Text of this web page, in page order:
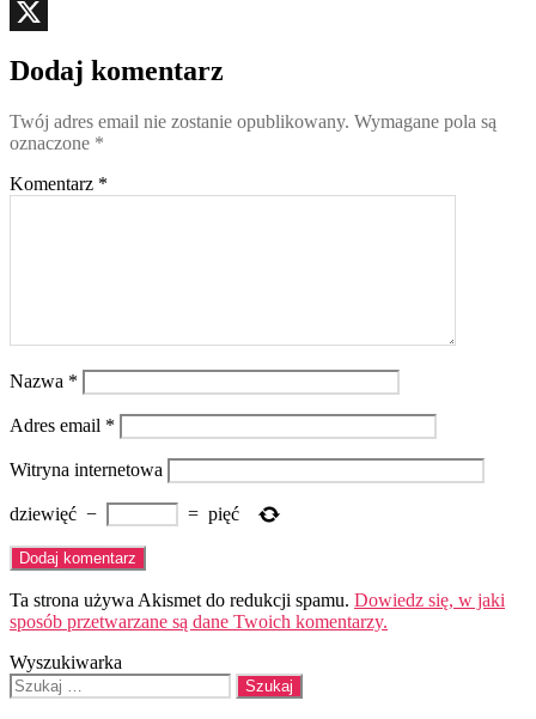
WhatsApp
Dodaj komentarz
Twój adres email nie zostanie opublikowany. Wymagane pola są
oznaczone *
Komentarz *
Nazwa *
Adres email *
Witryna internetowa
dziewięć − = pięć
Ta strona używa Akismet do redukcji spamu. Dowiedz się, w jaki
sposób przetwarzane są dane Twoich komentarzy.
Wyszukiwarka
Szukaj: